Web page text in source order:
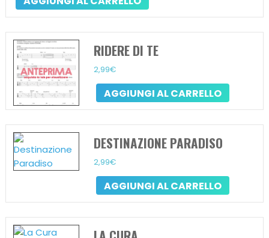
RIDERE DI TE
2,99€
AGGIUNGI AL CARRELLO
DESTINAZIONE PARADISO
2,99€
AGGIUNGI AL CARRELLO